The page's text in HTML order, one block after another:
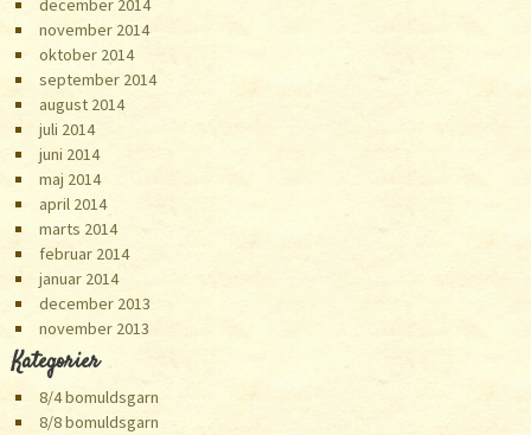
december 2014
november 2014
oktober 2014
september 2014
august 2014
juli 2014
juni 2014
maj 2014
april 2014
marts 2014
februar 2014
januar 2014
december 2013
november 2013
Kategorier
8/4 bomuldsgarn
8/8 bomuldsgarn